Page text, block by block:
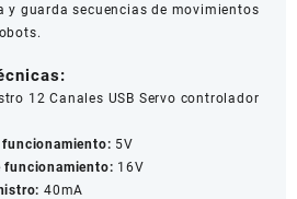
y guarda secuencias de movimientos
12 Canales USB Servo controlador
5V
funcionamiento: 16V
40mA